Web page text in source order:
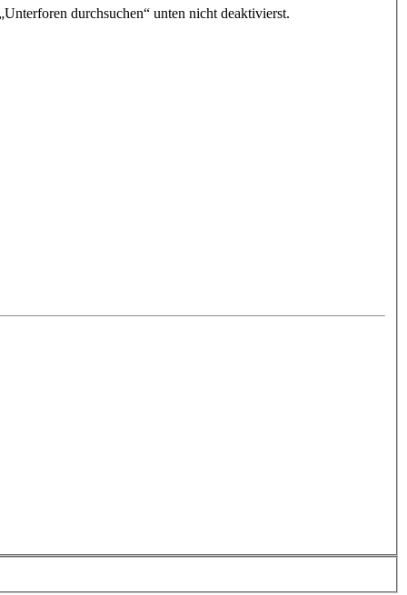
durchsuchen“ unten nicht deaktivierst.